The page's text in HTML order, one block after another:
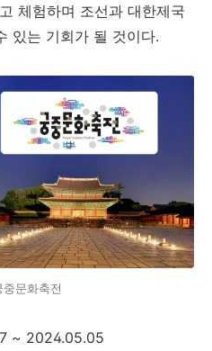
체험하며 조선과 대한제국
있는 기회가 될 것이다.
문화축전
~ 2024.05.05